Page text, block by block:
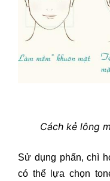
Cách kẻ lông
Sử dụng phấn, chì
có thể lựa chọn